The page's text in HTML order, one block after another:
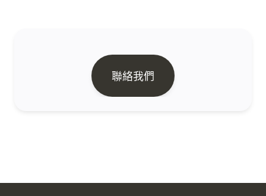
聯絡我們